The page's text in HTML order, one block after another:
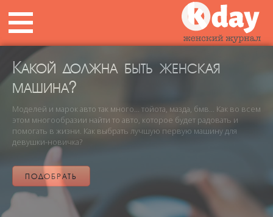
Какой должна быть женская
машина?
Моделей и марок авто так много… тойота, мазда, бмв… Как во всем
этом многообразии найти то авто, которое будет радовать и
помогать в жизни. Как выбрать лучшую первую машину для
девушки-новичка?
ПОДОБРАТЬ